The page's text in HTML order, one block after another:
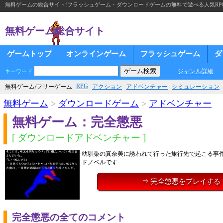
無料ゲームの総合サイト!フラッシュゲーム・ダウンロードゲームの無料で遊べる人気
無料ゲーム総合サイト
ゲームトップ オンラインゲーム フラッシュゲーム
キーワード ジャンル詳細
無料ゲーム/フリーゲーム RPG アクション アドベンチャー シミュレーション
無料ゲーム > ダウンロードゲーム > アドベンチャー
無料ゲーム：完全懲悪
[ ダウンロードアドベンチャー ]
幼馴染の真奈美に誘われて行った旅行先で起こる事
ドノベルです
⇒ 完全懲悪をプレイする
完全懲悪の全てのコメント